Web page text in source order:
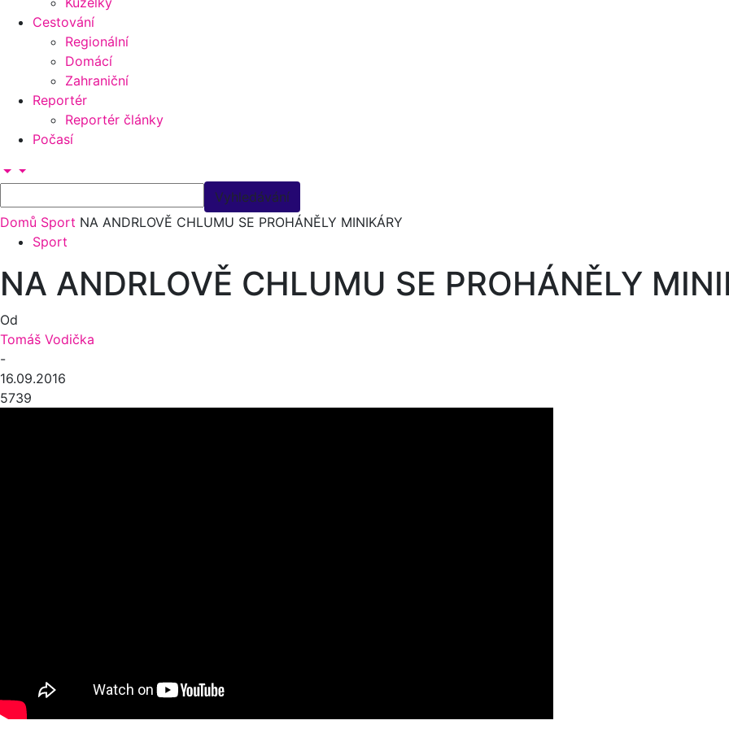
Cestování
Regionální
Domácí
Zahraniční
Reportér
Reportér články
Počasí
Domů Sport NA ANDRLOVĚ CHLUMU SE PROHÁNĚLY MINIKÁRY
Sport
NA ANDRLOVĚ CHLUMU SE PROHÁNĚLY
Od
Tomáš Vodička
-
16.09.2016
5739